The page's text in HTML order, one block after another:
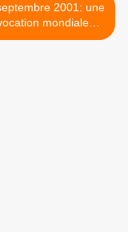
2001: une
mondiale
(Général Leonid Ivashov) >